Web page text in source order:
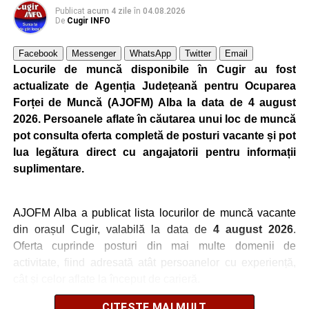
Publicat acum 4 zile în 04.08.2026
De Cugir INFO
Facebook Messenger WhatsApp Twitter Email
Locurile de muncă disponibile în Cugir au fost
actualizate de Agenția Județeană pentru Ocuparea
Forței de Muncă (AJOFM) Alba la data de 4 august
2026. Persoanele aflate în căutarea unui loc de muncă
pot consulta oferta completă de posturi vacante și pot
lua legătura direct cu angajatorii pentru informații
suplimentare.
AJOFM Alba a publicat lista locurilor de muncă vacante
din orașul Cugir, valabilă la data de 4 august 2026.
Oferta cuprinde posturi din mai multe domenii de
activitate, fiind adresată atât persoanelor cu experiență,